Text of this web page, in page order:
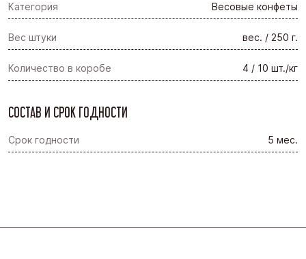
Категория Весовые конфеты
Вес штуки вес. / 250 г.
Количество в коробе 4 / 10 шт./кг
СОСТАВ И СРОК ГОДНОСТИ
Срок годности 5 мес.